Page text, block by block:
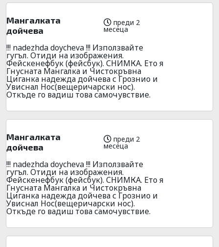
Мангалката
дойчева
преди 2
месеца
!!! nadezhda doycheva !!! Използвайте
гугъл. Отиди на изображения.
Фейскенефбук (фейсбук). СНИМКА. Ето я
Гнусната Мангалка и Чистокръвна
Циганка надежда дойчева с Грознио и
Увиснал Нос(вещеричарски нос).
Откъде го вадиш това самочувствие.
Мангалката
дойчева
преди 2
месеца
!!! nadezhda doycheva !!! Използвайте
гугъл. Отиди на изображения.
Фейскенефбук (фейсбук). СНИМКА. Ето я
Гнусната Мангалка и Чистокръвна
Циганка надежда дойчева с Грознио и
Увиснал Нос(вещеричарски нос).
Откъде го вадиш това самочувствие.